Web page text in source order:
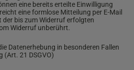
eine bereits erteilte Einwilligung
eine formlose Mitteilung per E-Mail
der bis zum Widerruf erfolgten
Widerruf unberührt.
Datenerhebung in besonderen Fallen
(Art. 21 DSGVO)